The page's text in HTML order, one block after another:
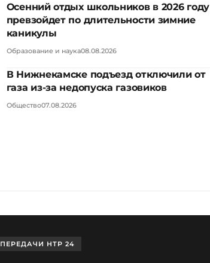
Осенний отдых школьников в 2026 году
превзойдет по длительности зимние
каникулы
Образование и наука08.08.2026
В Нижнекамске подъезд отключили от
газа из-за недопуска газовиков
Общество07.08.2026
ПЕРЕДАЧИ НТР 24